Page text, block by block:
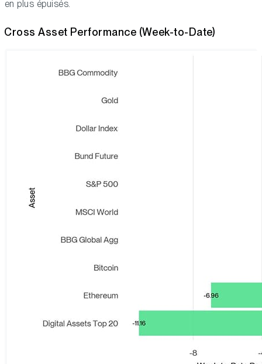
en plus épuisés.
Cross Asset Performance (Week-to-Date)